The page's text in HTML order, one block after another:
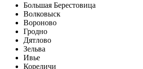
Большая Берестовица
Волковыск
Вороново
Гродно
Дятлово
Зельва
Ивье
Кореличи